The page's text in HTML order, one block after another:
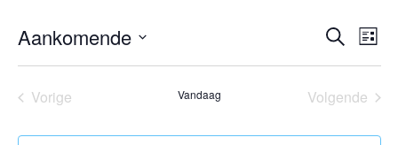
Zoeken
en
Zoeken
Lijst
Aankomende
datum.
Vorige
Vandaag
Volgende